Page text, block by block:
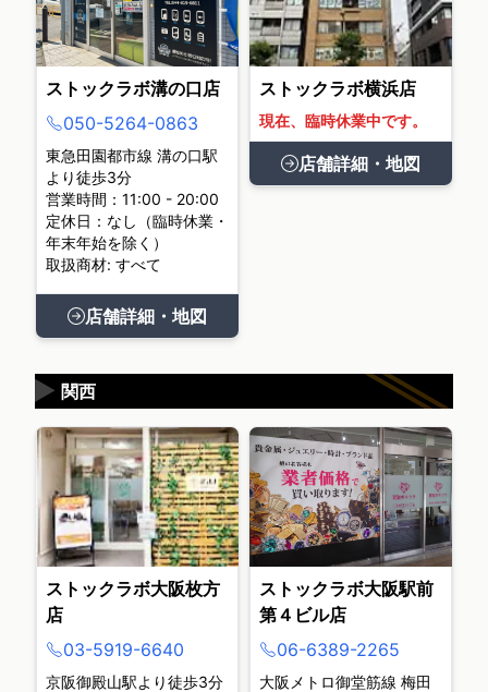
ストックラボ溝の口店
050-5264-0863
東急田園都市線 溝の口駅
より徒歩3分
営業時間：11:00 - 20:00
定休日：なし（臨時休業・
年末年始を除く）
取扱商材: すべて
店舗詳細・地図
ストックラボ横浜店
現在、臨時休業中です。
店舗詳細・地図
関西
▶
ストックラボ大阪枚方
店
03-5919-6640
京阪御殿山駅より徒歩3分
ストックラボ大阪駅前
第４ビル店
06-6389-2265
大阪メトロ御堂筋線 梅田